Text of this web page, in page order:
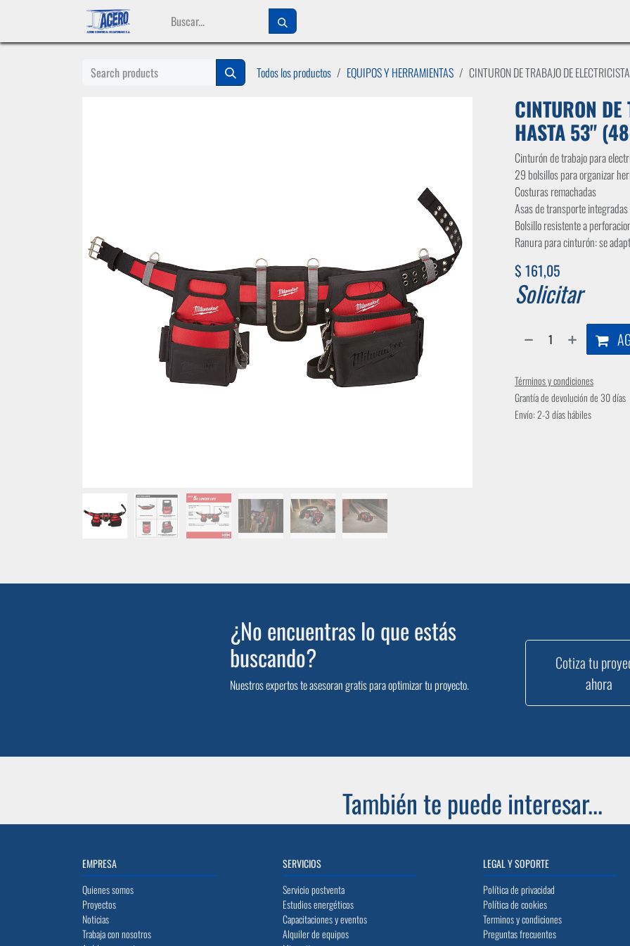
Todos los productos EQUIPOS Y HERRAMIENTAS CINTURON DE TRABAJO DE
CINTURON DE
HASTA 53"
Cinturón de trabajo para
29 bolsillos para organizar
Costuras remachadas
Asas de transporte integradas
Bolsillo resistente a
Ranura para cinturón: se
$ 161,05
Solicitar
Términos y condiciones
Grantía de devolución de 30 días
Envío: 2-3 días hábiles
¿No encuentras lo que estás
buscando?
Nuestros expertos te asesoran gratis para optimizar tu proyecto.
Cotiza tu
ahora
También te puede interesar...
EMPRESA
Quienes somos
Proyectos
Noticias
Trabaja con nosotros
SERVICIOS
Servicio postventa
Estudios energéticos
Capacitaciones y eventos
Alquiler de equipos
LEGAL Y SOPORTE
Política de privacidad
Política de cookies
Terminos y condiciones
Preguntas frecuentes